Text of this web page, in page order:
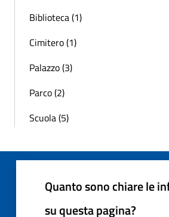
Biblioteca (1)
Cimitero (1)
Palazzo (3)
Parco (2)
Scuola (5)
Quanto sono chiare le
su questa pagina?